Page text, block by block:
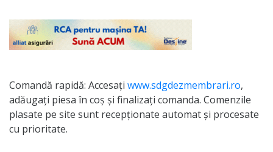
Comandă rapidă: Accesați www.sdgdezmembrari.ro,
adăugați piesa în coș și finalizați comanda. Comenzile
plasate pe site sunt recepționate automat și procesate
cu prioritate.